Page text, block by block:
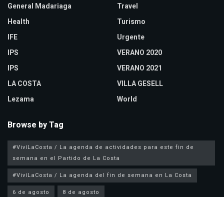
General Madariaga
Health
IFE
IPS
IPS
LA COSTA
Lezama
Travel
Turismo
Urgente
VERANO 2020
VERANO 2021
VILLA GESELL
World
Browse by Tag
#VivíLaCosta / La agenda de actividades para este fin de
semana en el Partido de La Costa
#VivíLaCosta / La agenda del fin de semana en La Costa
6 de agosto
8 de agosto